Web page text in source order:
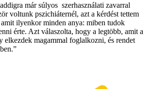
már súlyos szerhasználati zavarral
voltunk pszichiáternél, azt a kérdést tettem
ilyenkor minden anya: miben tudok
érte. Azt válaszolta, hogy a legtöbb, amit a
elkezdek magammal foglalkozni, és rendet